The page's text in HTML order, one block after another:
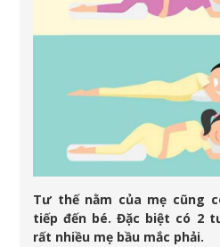
Tư thế nằm của mẹ cũng
tiếp đến bé. Đặc biệt có 2
rất nhiều mẹ bầu mắc phải.